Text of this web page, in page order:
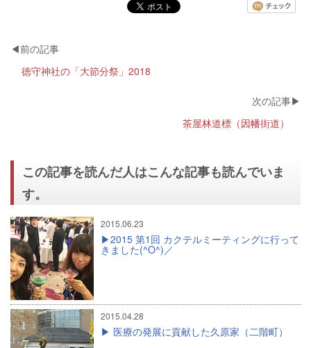
徳守神社の「大節分祭」2018
茶屋林道標（因幡街道）
この記事を読んだ人はこんな記事も読んでいま
す。
2015.06.23
2015 第1回 カクテルミーティングに行って
きました(^O^)／
2015.04.28
医療の発展に貢献した久原家（二階町）